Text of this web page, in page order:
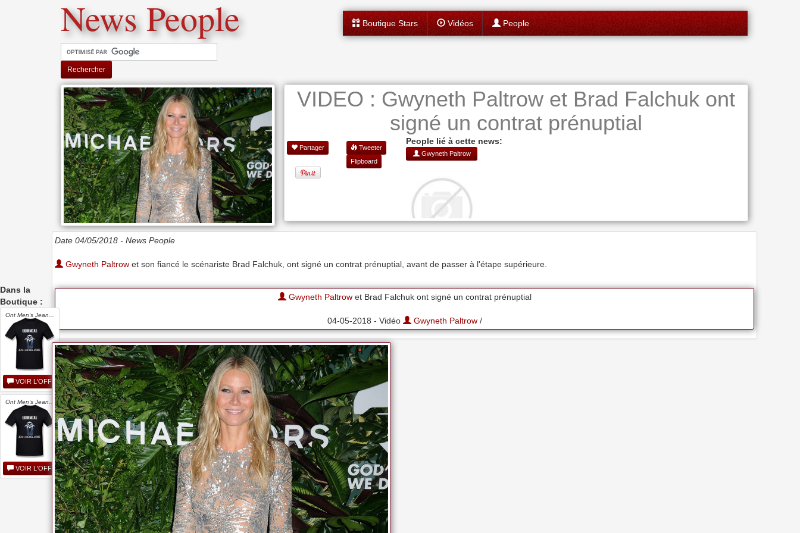
News People
Rechercher
Boutique Stars Vidéos People
VIDEO : Gwyneth Paltrow et Brad Falchuk ont
signé un contrat prénuptial
Partager
Tweeter
Flipboard
People lié à cette news:
Gwyneth Paltrow
Date 04/05/2018 - News People
Gwyneth Paltrow et son fiancé le scénariste Brad Falchuk, ont signé un contrat prénuptial, avant de passer à l'étape supérieure.
Gwyneth Paltrowet Brad Falchuk ont signé un contrat prénuptial
04-05-2018 - Vidéo Gwyneth Paltrow/
Dans la
Boutique :
Ont Men's Jean...
VOIR L'OFFRE
Ont Men's Jean...
VOIR L'OFFRE